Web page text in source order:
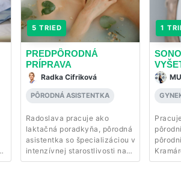
5 TRIED
PREDPÔRODNÁ
PRÍPRAVA
Radka Cifriková
PÔRODNÁ ASISTENTKA
Radoslava pracuje ako
laktačná poradkyňa, pôrodná
asistentka so špecializáciou v
intenzívnej starostlivosti na
pôrodnej sále, má skúsenosti
1
rámci